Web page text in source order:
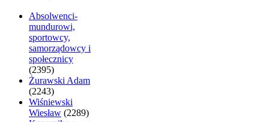
Absolwenci-
mundurowi,
sportowcy,
samorządowcy i
społecznicy
(2395)
Żurawski Adam
(2243)
Wiśniewski
Wiesław (2289)